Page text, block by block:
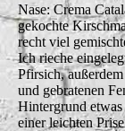
Nase: Crema
gekochte
recht viel
Ich rieche
Pfirsich,
und gebratenen
Hintergrund
einer leichten